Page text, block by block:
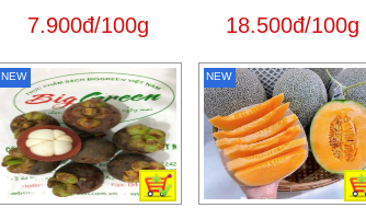
7.900đ/100g 18.500đ/100g
NEW NEW